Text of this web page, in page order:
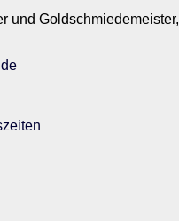
und Goldschmiedemeister,